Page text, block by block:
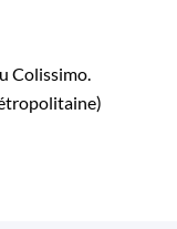
Colissimo.